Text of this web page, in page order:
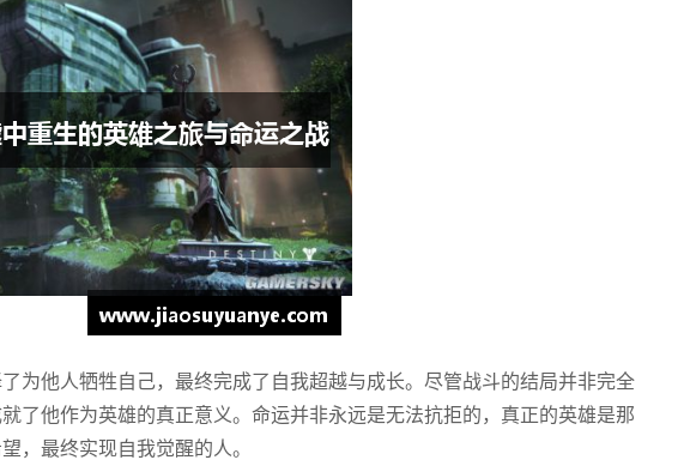
为他人牺牲自己，最终完成了自我超越与成长。尽管战斗的结局并非完全
了他作为英雄的真正意义。命运并非永远是无法抗拒的，真正的英雄是那
，最终实现自我觉醒的人。